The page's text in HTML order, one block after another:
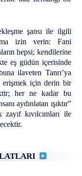
şansı ile ilgili
izin verin: Fani
hepsi; kendilerine
eş güdün içerisinde
ilaveten Tanrı’ya
erişmek için derin bir
her ne kadar bu
aydınlatan ışıktır”
kıvılcımları ile